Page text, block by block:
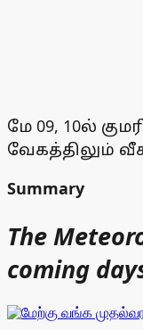
மே 09, 10ல்
வேகத்திலும்
Summary
The
coming